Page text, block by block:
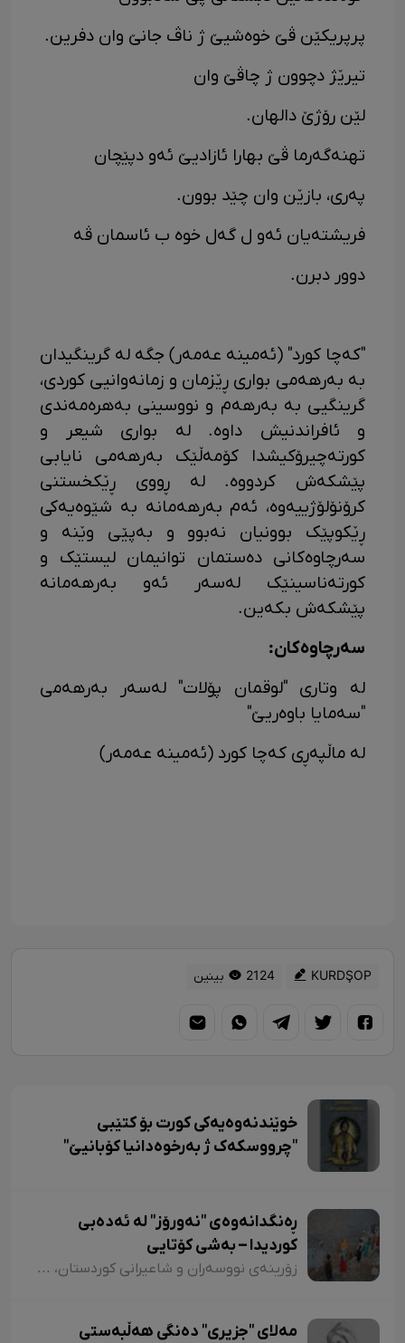
پرپریکێن ڤێ خوەشیێ ژ ناڤ جانێ وان دفرین.
تیرێژ دچوون ژ چاڤێ وان
لێن رۆژێ دالهان.
تهنەگەرما ڤێ بهارا ئازادیێ ئەو دپێچان
پەری، بازێن وان چێد بوون.
فریشتەیان ئەو ل گەل خوە ب ئاسمان ڤە
دوور دبرن.
"کەچا کورد" (ئەمینە عەمەر) جگە لە گرینگیدان
بە بەرهەمی بواری ڕێزمان و زمانەوانیی کوردی،
گرینگیی بە بەرهەم و نووسینی بەهرەمەندی
و ئافراندنیش داوە. لە بواری شیعر و
کورتەچیرۆکیشدا کۆمەڵێک بەرهەمی نایابی
پێشکەش کردووە. لە ڕووی ڕێکخستنی
کرۆنۆلۆژییەوە، ئەم بەرهەمانە بە شێوەیەکی
ڕێکوپێک بوونیان نەبوو و بەپێی وێنە و
سەرچاوەکانی دەستمان توانیمان لیستێک و
کورتەناسینێک لەسەر ئەو بەرهەمانە
پێشکەش بکەین.
سەرچاوەکان:
لە وتاری "لوقمان پۆلات" لەسەر بەرهەمی
"سەمایا باوەریێ"
لە ماڵپەڕی کەچا کورد (ئەمینە عەمەر)
KURDŞOP 2124 بینین
خوێندنەوەیەکی کورت بۆ کتێبی
"چرووسکەک ژ بەرخوەدانیا کۆبانیێ"
ڕەنگدانەوەی "نەورۆز" لە ئەدەبی
کوردیدا – بەشی کۆتایی
زۆرینەی نووسەران و شاعیرانی کوردستان، لە شیعر و دەقەکانیاندا بە شێوازی جۆراوجۆر باسی نەورۆزیان کردووە کە لەبەر نەبوونی مەجال تەنیا ئاماژەمان بە چەند شاعیر و چەند نموونە شیعر کرد. پێم خۆشە لە کۆتاییشدا ئاماژە بەوە بکەم کە شاعیران "موخلیس، عەونی، هەژار، زاری، عەلی حەسەنیانی، ژیلا حسەینی، محەممەد ساڵح دیلان، ئەسیری، ناسر ئاغابرا، جەلال مەلەکشا، شێرکۆ بێکەس و عەبدوڵڵا پەشێو و..." لە چەندین شیعریاندا باسی "نەورۆز"یان کردووە و لەسەر کوردستانیبوونی نەورۆز جەختیان کردووەتەوە.
مەلای "جزیری" دەنگی هەڵبەستی